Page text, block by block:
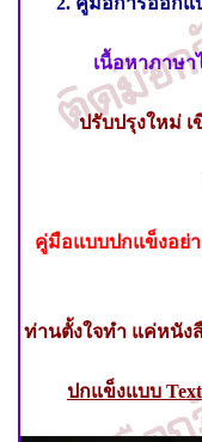
เนื้อหาภาษา
ปรับปรุงใหม่ เ
คู่มือแบบปกแข็งอย่า
ท่านตั้งใจทำ แค่หนัง
ปกแข็งแบบ